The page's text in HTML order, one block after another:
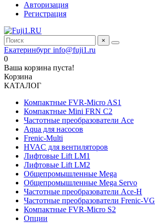
Авторизация
Регистрация
×
Екатеринбург info@fuji1.ru
0
Ваша корзина пуста!
Корзина
КАТАЛОГ
Компактные FVR-Micro AS1
Компактные Mini FRN C2
Частотные преобразователи Ace
Aqua для насосов
Frenic-Multi
HVAC для вентиляторов
Лифтовые Lift LM1
Лифтовые Lift LM2
Общепромышленные Mega
Общепромышленные Mega Servo
Частотные преобразователи Ace-H
Частотные преобразователи Frenic-VG
Компактные FVR-Micro S2
Опции